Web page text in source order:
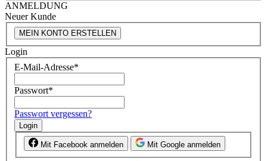
ANMELDUNG
Neuer Kunde
MEIN KONTO ERSTELLEN
Login
E-Mail-Adresse*
Passwort*
Passwort vergessen?
Login
Mit Facebook anmelden Mit Google anmelden